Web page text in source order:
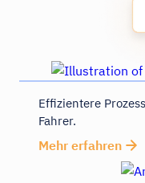
Effizientere
Fahrer.
Mehr erfahren